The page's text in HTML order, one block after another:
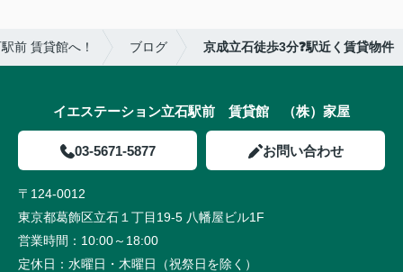
前 賃貸館へ！ ブログ 京成立石徒歩3分❓駅近く賃貸物件
イエステーション立石駅前 賃貸館 （株）家屋
03-5671-5877 お問い合わせ
〒124-0012
東京都葛飾区立石１丁目19-5 八幡屋ビル1F
営業時間： 10:00～18:00
定休日： 水曜日・木曜日（祝祭日を除く）